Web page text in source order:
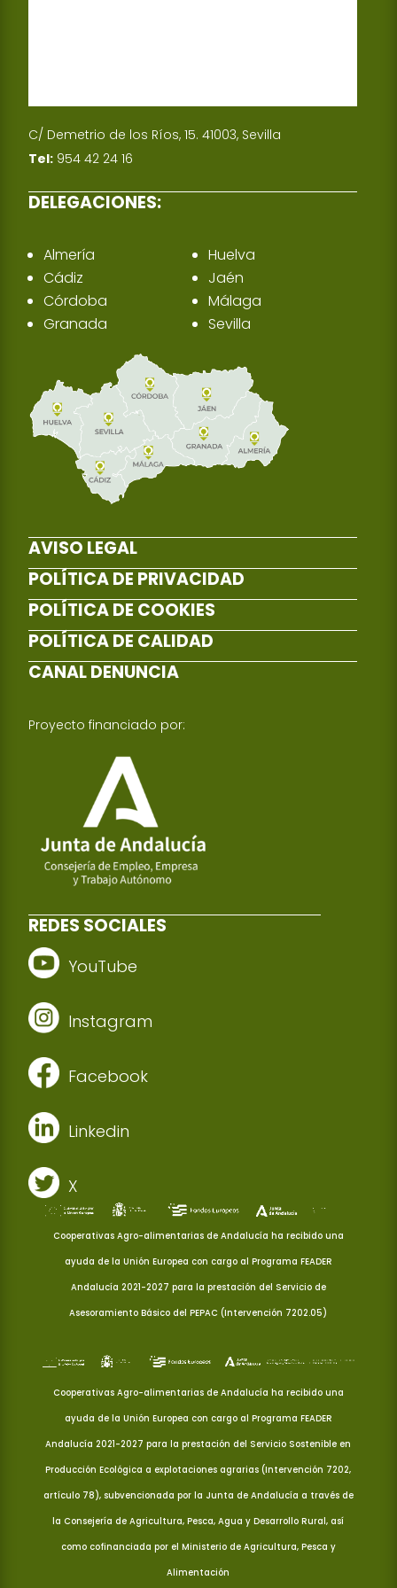
C/ Demetrio de los Ríos, 15. 41003, Sevilla
Tel: 954 42 24 16
DELEGACIONES:
Almería
Cádiz
Córdoba
Granada
Huelva
Jaén
Málaga
Sevilla
AVISO LEGAL
POLÍTICA DE PRIVACIDAD
POLÍTICA DE COOKIES
POLÍTICA DE CALIDAD
CANAL DENUNCIA
Proyecto financiado por:
REDES SOCIALES
YouTube
Instagram
Facebook
Linkedin
X
Cooperativas Agro-alimentarias de Andalucía ha recibido una
ayuda de la Unión Europea con cargo al Programa FEADER
Andalucía 2021-2027 para la prestación del Servicio de
Asesoramiento Básico del PEPAC (Intervención 7202.05)
Cooperativas Agro-alimentarias de Andalucía ha recibido una
ayuda de la Unión Europea con cargo al Programa FEADER
Andalucía 2021-2027 para la prestación del Servicio Sostenible en
Producción Ecológica a explotaciones agrarias (Intervención 7202,
artículo 78), subvencionada por la Junta de Andalucía a través de
la Consejería de Agricultura, Pesca, Agua y Desarrollo Rural, así
como cofinanciada por el Ministerio de Agricultura, Pesca y
Alimentación